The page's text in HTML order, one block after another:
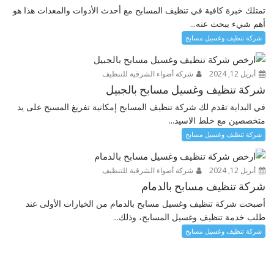
تمتلك خبرة كافية في تنظيف المسابح مع أحدث الأدوات والمعدات هذا هو
أهم شيء يبحث عنه...
شركة تنظيف وغسيل مسابح
أبريل 12, 2024 شركة أضواء الشرقية للتنظيف
شركة تنظيف وغسيل مسابح بالجبيل
في البداية تقدم لك شركة تنظيف المسابح إمكانية تفريغ المسبح على يد
متخصصين مع خلط الاسيد...
شركة تنظيف وغسيل مسابح
أبريل 12, 2024 شركة أضواء الشرقية للتنظيف
شركة تنظيف مسابح بالدمام
أصبحت شركة تنظيف وغسيل مسابح بالدمام من الخيارات الأولى عند
طلب خدمة تنظيف وغسيل المسابح، وذلك...
شركة تنظيف وغسيل مسابح